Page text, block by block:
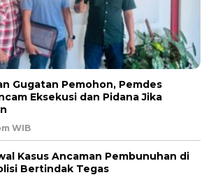
Gugatan Pemohon, Pemdes
Eksekusi dan Pidana Jika
WIB
Kasus Ancaman Pembunuhan di
Bertindak Tegas